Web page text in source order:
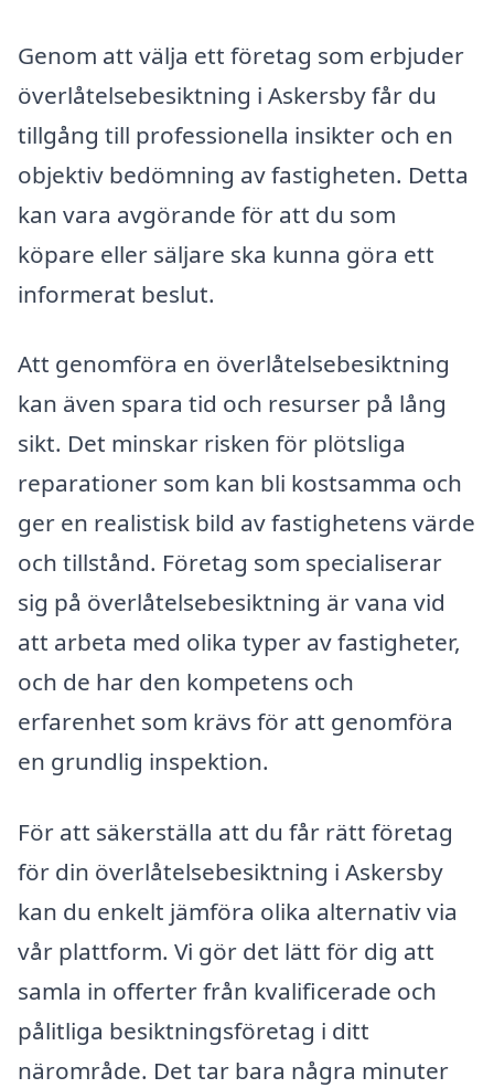
Genom att välja ett företag som erbjuder
överlåtelsebesiktning i Askersby får du
tillgång till professionella insikter och en
objektiv bedömning av fastigheten. Detta
kan vara avgörande för att du som
köpare eller säljare ska kunna göra ett
informerat beslut.
Att genomföra en överlåtelsebesiktning
kan även spara tid och resurser på lång
sikt. Det minskar risken för plötsliga
reparationer som kan bli kostsamma och
ger en realistisk bild av fastighetens värde
och tillstånd. Företag som specialiserar
sig på överlåtelsebesiktning är vana vid
att arbeta med olika typer av fastigheter,
och de har den kompetens och
erfarenhet som krävs för att genomföra
en grundlig inspektion.
För att säkerställa att du får rätt företag
för din överlåtelsebesiktning i Askersby
kan du enkelt jämföra olika alternativ via
vår plattform. Vi gör det lätt för dig att
samla in offerter från kvalificerade och
pålitliga besiktningsföretag i ditt
närområde. Det tar bara några minuter